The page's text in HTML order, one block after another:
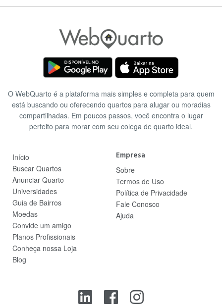
O WebQuarto é a plataforma mais simples e completa para quem
está buscando ou oferecendo quartos para alugar ou moradias
compartilhadas. Em poucos passos, você encontra o lugar
perfeito para morar com seu colega de quarto ideal.
Início
Buscar Quartos
Anunciar Quarto
Universidades
Guia de Bairros
Moedas
Convide um amigo
Planos Profissionais
Conheça nossa Loja
Blog
Empresa
Sobre
Termos de Uso
Política de Privacidade
Fale Conosco
Ajuda